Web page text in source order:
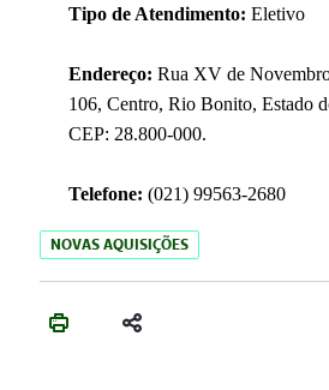
Tipo de Atendimento: Eletivo
Endereço: Rua XV de
106, Centro, Rio Bonito, Estado
CEP: 28.800-000.
Telefone: (021) 99563-2680
NOVAS AQUISIÇÕES